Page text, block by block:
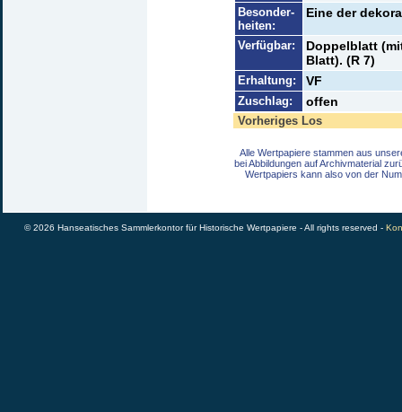
Besonder-
heiten:
Eine der
Verfügbar:
Doppelblatt
Blatt). (R 7)
Erhaltung: VF
Zuschlag: offen
Vorheriges Los
Alle Wertpapiere stammen aus
bei Abbildungen auf Archivmaterial
Wertpapiers kann also von der
© 2026 Hanseatisches Sammlerkontor für Historische Wertpapiere - All rights reserved -